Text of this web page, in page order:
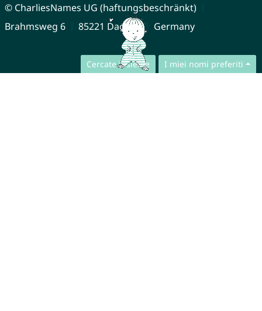
Cercate insieme I miei nomi preferiti
© CharliesNames UG (haftungsbeschränkt)
Brahmsweg 6
85221 Dachau Germany